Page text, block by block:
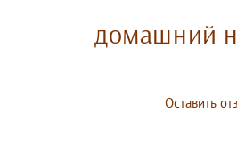
домашний
Оставить